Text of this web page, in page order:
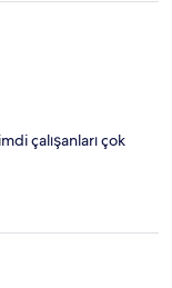
çalışanları çok